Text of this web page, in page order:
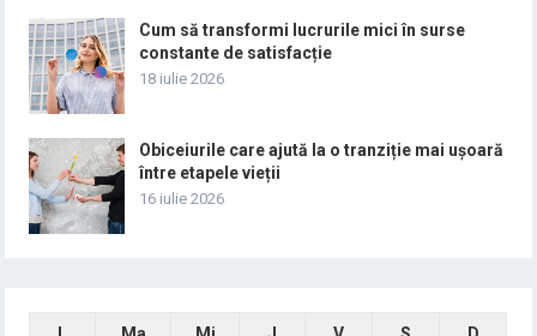
Cum să transformi lucrurile mici în surse
constante de satisfacție
18 iulie 2026
Obiceiurile care ajută la o tranziție mai ușoară
între etapele vieții
16 iulie 2026